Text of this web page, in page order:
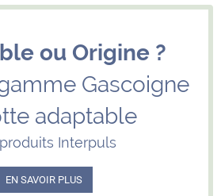
ou Origine ?
Gascoigne
adaptable
Interpuls
EN SAVOIR PLUS